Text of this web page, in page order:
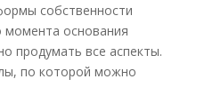
собственности
момента основания
продумать все аспекты.
по которой можно